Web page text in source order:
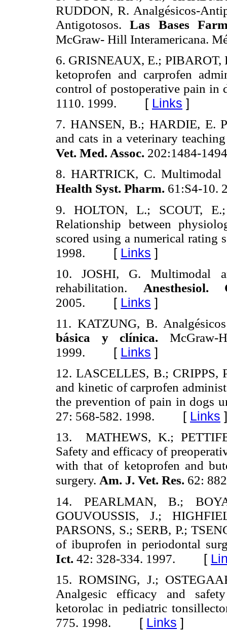
RUDDON, R. Analgésicos-
Antigotosos.Las Bases
McGraw- Hill Interamericana.
6. GRISNEAUX, E.; PIBAROT,
ketoprofen and carprofen
control of postoperative pain in
1110. 1999. [ Links ]
7. HANSEN, B.; HARDIE, E.
and cats in a veterinary
Vet. Med. Assoc. 202:1484-
8. HARTRICK, C. Multimodal
Health Syst. Pharm. 61:S4-10.
9. HOLTON, L.; SCOUT,
Relationship between
scored using a numerical rating
1998. [ Links ]
10. JOSHI, G. Multimodal
rehabilitation.
2005. [ Links ]
11. KATZUNG, B.
básica y clínica.
1999. [ Links ]
12. LASCELLES, B.; CRIPPS,
and kinetic of carprofen
the prevention of pain in dogs
27: 568-582. 1998. [ Links ]
13. MATHEWS, K.;
Safety and efficacy of
with that of ketoprofen and
surgery. Am. J. Vet. Res. 62:
14. PEARLMAN, B.;
GOUVOUSSIS, J.;
PARSONS, S.; SERB, P.;
of ibuprofen in periodontal
Ict. 42: 328-334. 1997. [
15. ROMSING, J.;
Analgesic efficacy and
ketorolac in pediatric
775. 1998. [ Links ]